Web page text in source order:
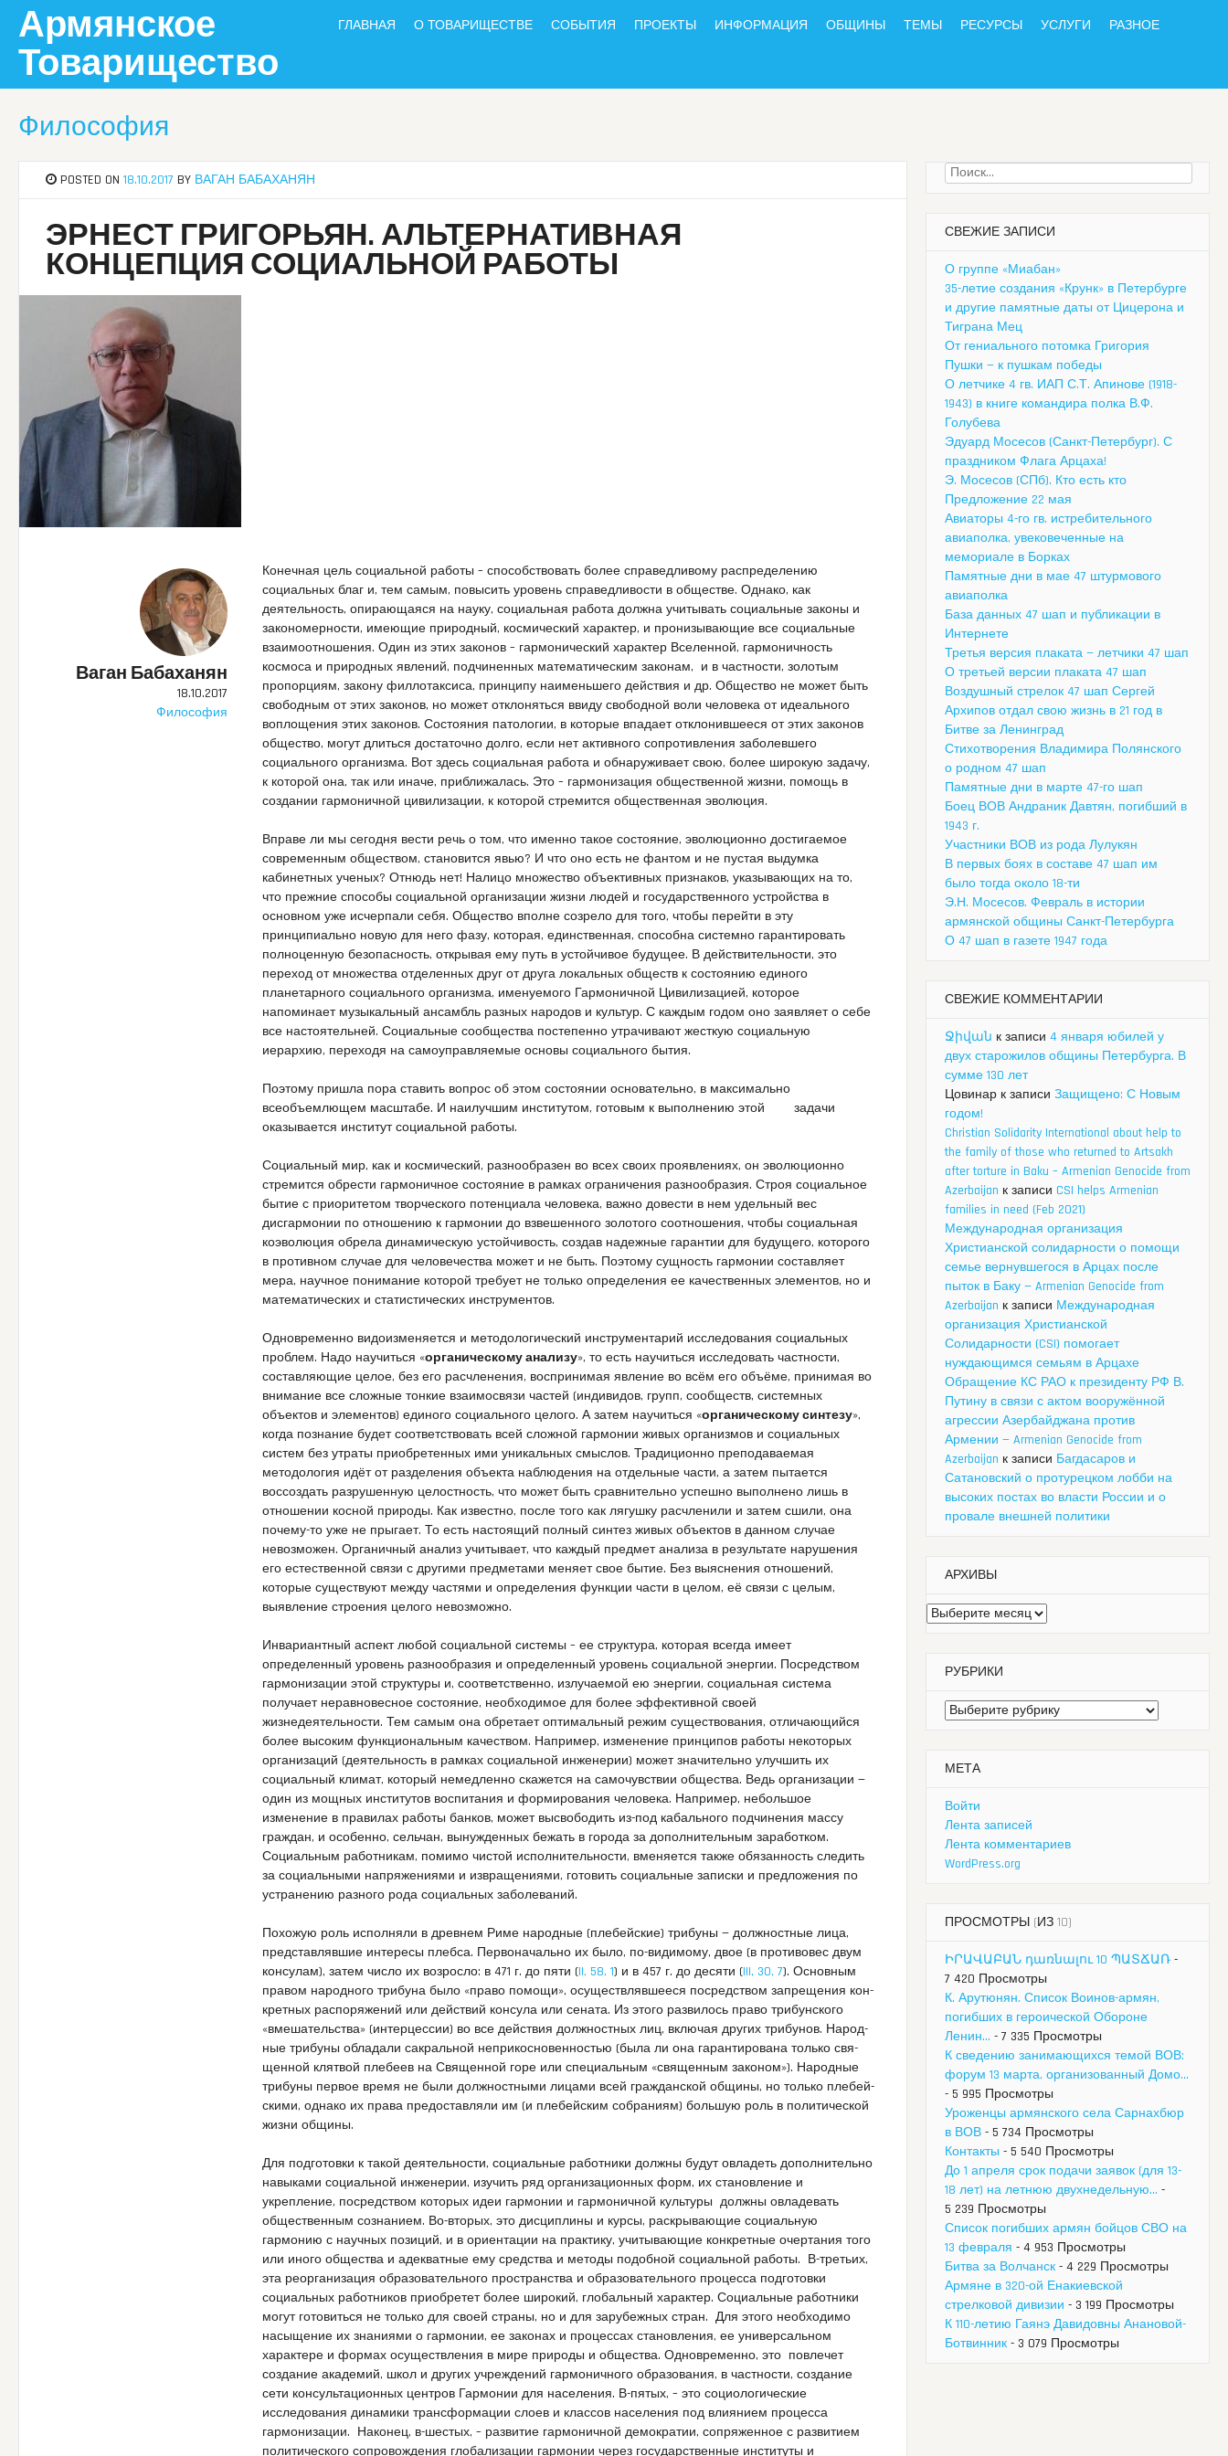
content
Армянское
Товарищество
ГЛАВНАЯ О ТОВАРИЩЕСТВЕ СОБЫТИЯ ПРОЕКТЫ ИНФОРМАЦИЯ ОБЩИНЫ ТЕМЫ РЕСУРСЫ УСЛУГИ РАЗНОЕ
Философия
POSTED ON18.10.2017 BY ВАГАН БАБАХАНЯН
ЭРНЕСТ ГРИГОРЬЯН. АЛЬТЕРНАТИВНАЯ
КОНЦЕПЦИЯ СОЦИАЛЬНОЙ РАБОТЫ
Ваган Бабаханян
18.10.2017
Философия
Конечная цель социальной работы – способствовать более справедливому распределению
социальных благ и, тем самым, повысить уровень справедливости в обществе.Однако, как
деятельность, опирающаяся на науку, социальная работа должна учитывать социальные законы и
закономерности, имеющие природный, космический характер, и пронизывающие все социальные
взаимоотношения. Один из этих законов – гармонический характер Вселенной, гармоничность
космоса и природных явлений, подчиненных математическим законам, и в частности, золотым
пропорциям, закону филлотаксиса, принципу наименьшего действия и др. Общество не может быть
свободным от этих законов, но может отклоняться ввиду свободной воли человека от идеального
воплощения этих законов. Состояния патологии, в которые впадает отклонившееся от этих законов
общество, могут длиться достаточно долго, если нет активного сопротивления заболевшего
социального организма. Вот здесь социальная работа и обнаруживает свою, более широкую задачу,
к которой она, так или иначе, приближалась. Это – гармонизация общественной жизни, помощь в
создании гармоничной цивилизации, к которой стремится общественная эволюция.
Вправе ли мы сегодня вести речь о том, что именно такое состояние, эволюционно достигаемое
современным обществом, становится явью? И что оно есть не фантом и не пустая выдумка
кабинетных ученых? Отнюдь нет! Налицо множество объективных признаков, указывающих на то,
что прежние способы социальной организации жизни людей и государственного устройства в
основном уже исчерпали себя. Общество вполне созрело для того, чтобы перейти в эту
принципиально новую для него фазу, которая, единственная, способна системно гарантировать
полноценную безопасность, открывая ему путь в устойчивое будущее. В действительности, это
переход от множества отделенных друг от друга локальных обществ к состоянию единого
планетарного социального организма, именуемого Гармоничной Цивилизацией, которое
напоминает музыкальный ансамбль разных народов и культур. С каждым годом оно заявляет о себе
все настоятельней. Социальные сообщества постепенно утрачивают жесткую социальную
иерархию, переходя на самоуправляемые основы социального бытия.
Поэтому пришла пора ставить вопрос об этом состоянии основательно, в максимально
всеобъемлющем масштабе. И наилучшим институтом, готовым к выполнению этой задачи
оказывается институт социальной работы.
Социальный мир, как и космический, разнообразен во всех своих проявлениях, он эволюционно
стремится обрести гармоничное состояние в рамках ограничения разнообразия. Строя социальное
бытие с приоритетом творческого потенциала человека, важно довести в нем удельный вес
дисгармонии по отношению к гармонии до взвешенного золотого соотношения, чтобы социальная
коэволюция обрела динамическую устойчивость, создав надежные гарантии для будущего, которого
в противном случае для человечества может и не быть. Поэтому сущность гармонии составляет
мера, научное понимание которой требует не только определения ее качественных элементов, но и
математических и статистических инструментов.
Одновременно видоизменяется и методологический инструментарий исследования социальных
проблем. Надо научиться «органическому анализу», то есть научиться исследовать частности,
составляющие целое, без его расчленения, воспринимая явление во всём его объёме, принимая во
внимание все сложные тонкие взаимосвязи частей (индивидов, групп, сообществ, системных
объектов и элементов) единого социального целого. А затем научиться «органическому синтезу»,
когда познание будет соответствовать всей сложной гармонии живых организмов и социальных
систем без утраты приобретенных ими уникальных смыслов. Традиционно преподаваемая
методология идёт от разделения объекта наблюдения на отдельные части, а затем пытается
воссоздать разрушенную целостность, что может быть сравнительно успешно выполнено лишь в
отношении косной природы. Как известно, после того как лягушку расчленили и затем сшили, она
почему-то уже не прыгает. То есть настоящий полный синтез живых объектов в данном случае
невозможен. Органичный анализ учитывает, что каждый предмет анализа в результате нарушения
его естественной связи с другими предметами меняет свое бытие. Без выяснения отношений,
которые существуют между частями и определения функции части в целом, её связи с целым,
выявление строения целого невозможно.
Инвариантный аспект любой социальной системы – ее структура, которая всегда имеет
определенный уровень разнообразия и определенный уровень социальной энергии. Посредством
гармонизации этой структуры и, соответственно, излучаемой ею энергии, социальная система
получает неравновесное состояние, необходимое для более эффективной своей
жизнедеятельности. Тем самым она обретает оптимальный режим существования, отличающийся
более высоким функциональным качеством. Например, изменение принципов работы некоторых
организаций (деятельность в рамках социальной инженерии) может значительно улучшить их
социальный климат, который немедленно скажется на самочувствии общества. Ведь организации —
один из мощных институтов воспитания и формирования человека. Например, небольшое
изменение в правилах работы банков, может высвободить из-под кабального подчинения массу
граждан, и особенно, сельчан, вынужденных бежать в города за дополнительным заработком.
Социальным работникам, помимо чистой исполнительности, вменяется также обязанность следить
за социальными напряжениями и извращениями, готовить социальные записки и предложения по
устранению разного рода социальных заболеваний.
Похожую роль исполняли в древнем Риме народ­ные (пле­бей­ские) три­бу­ны — долж­ност­ные лица,
пред­став­ляв­шие инте­ре­сы плеб­са. Пер­во­на­чаль­но их было, по-види­мо­му, двое (в про­ти­во­вес двум
кон­су­лам), затем чис­ло их воз­рос­ло: в 471 г. до пяти (II, 58, 1) и в 457 г. до деся­ти (III, 30, 7). Основ­ным
пра­вом народ­но­го три­бу­на было «пра­во помо­щи», осу­ществляв­ше­е­ся посред­ст­вом запре­ще­ния кон­
крет­ных рас­по­ря­же­ний или дей­ст­вий кон­су­ла или сена­та. Из это­го раз­ви­лось пра­во три­бун­ско­го
«вме­ша­тель­ства» (интер­цес­сии) во все дей­ст­вия долж­ност­ных лиц, вклю­чая дру­гих три­бу­нов. Народ­
ные три­бу­ны обла­да­ли сакраль­ной непри­кос­но­вен­но­стью (была ли она гаран­ти­ро­ва­на толь­ко свя­
щен­ной клят­вой пле­бе­ев на Свя­щен­ной горе или спе­ци­аль­ным «свя­щен­ным зако­ном»). Народ­ные
три­бу­ны пер­вое вре­мя не были долж­ност­ны­ми лица­ми всей граж­дан­ской общи­ны, но толь­ко пле­бей­
ски­ми, одна­ко их пра­ва предо­став­ля­ли им (и пле­бей­ским собра­ни­ям) боль­шую роль в поли­ти­че­ской
жиз­ни общи­ны.
Для подготовки к такой деятельности, социальные работники должны будут овладеть дополнительно
навыками социальной инженерии, изучить ряд организационных форм, их становление и
укрепление, посредством которых идеи гармонии и гармоничной культуры должны овладевать
общественным сознанием. Во-вторых, это дисциплины и курсы, раскрывающие социальную
гармонию с научных позиций, и в ориентации на практику, учитывающие конкретные очертания того
или иного общества и адекватные ему средства и методы подобной социальной работы. В-третьих,
эта реорганизация образовательного пространства и образовательного процесса подготовки
социальных работников приобретет более широкий, глобальный характер. Социальные работники
могут готовиться не только для своей страны, но и для зарубежных стран. Для этого необходимо
насыщение их знаниями о гармонии, ее законах и процессах становления, ее универсальном
характере и формах осуществления в мире природы и общества. Одновременно, это повлечет
создание академий, школ и других учреждений гармоничного образования, в частности, создание
сети консультационных центров Гармонии для населения. В-пятых, – это социологические
исследования динамики трансформации слоев и классов населения под влиянием процесса
гармонизации. Наконец, в-шестых, – развитие гармоничной демократии, сопряженное с развитием
политического сопровождения глобализации гармонии через государственные институты и
Найти:
СВЕЖИЕ ЗАПИСИ
О группе «Миабан»
35-летие создания «Крунк» в Петербурге
и другие памятные даты от Цицерона и
Тиграна Мец
От гениального потомка Григория
Пушки — к пушкам победы
О летчике 4 гв. ИАП С.Т. Апинове (1918-
1943) в книге командира полка В.Ф.
Голубева
Эдуард Мосесов (Санкт-Петербург). С
праздником Флага Арцаха!
Э. Мосесов (СПб). Кто есть кто
Предложение 22 мая
Авиаторы 4-го гв. истребительного
авиаполка, увековеченные на
мемориале в Борках
Памятные дни в мае 47 штурмового
авиаполка
База данных 47 шап и публикации в
Интернете
Третья версия плаката — летчики 47 шап
О третьей версии плаката 47 шап
Воздушный стрелок 47 шап Сергей
Архипов отдал свою жизнь в 21 год в
Битве за Ленинград
Стихотворения Владимира Полянского
о родном 47 шап
Памятные дни в марте 47-го шап
Боец ВОВ Андраник Давтян, погибший в
1943 г.
Участники ВОВ из рода Лулукян
В первых боях в составе 47 шап им
было тогда около 18-ти
Э.Н. Мосесов. Февраль в истории
армянской общины Санкт-Петербурга
О 47 шап в газете 1947 года
СВЕЖИЕ КОММЕНТАРИИ
Ջիվան к записи 4 января юбилей у
двух старожилов общины Петербурга. В
сумме 130 лет
Цовинар к записи Защищено: С Новым
годом!
Christian Solidarity International about help to
the family of those who returned to Artsakh
after torture in Baku – Armenian Genocide from
Azerbaijan к записи CSI helps Armenian
families in need (Feb 2021)
Международная организация
Христианской солидарности о помощи
семье вернувшегося в Арцах после
пыток в Баку — Armenian Genocide from
Azerbaijan к записи Международная
организация Христианской
Солидарности (CSI) помогает
нуждающимся семьям в Арцахе
Обращение КС РАО к президенту РФ В.
Путину в связи с актом вооружённой
агрессии Азербайджана против
Армении — Armenian Genocide from
Azerbaijan к записи Багдасаров и
Сатановский о протурецком лобби на
высоких постах во власти России и о
провале внешней политики
АРХИВЫ
Архивы
РУБРИКИ
Рубрики
МЕТА
Войти
Лента записей
Лента комментариев
WordPress.org
ПРОСМОТРЫ (ИЗ 10)
ԻՐԱՎԱԲԱՆ դառնալու 10 ՊԱՏՃԱՌ -
7 420 Просмотры
К. Арутюнян. Список Воинов-армян,
погибших в героической Обороне
Ленин... - 7 335 Просмотры
К сведению занимающихся темой ВОВ:
форум 13 марта, организованный Домо...
- 5 995 Просмотры
Уроженцы армянского села Сарнахбюр
в ВОВ - 5 734 Просмотры
Контакты - 5 540 Просмотры
До 1 апреля срок подачи заявок (для 13-
18 лет) на летнюю двухнедельную... -
5 239 Просмотры
Список погибших армян бойцов СВО на
13 февраля - 4 953 Просмотры
Битва за Волчанск - 4 229 Просмотры
Армяне в 320-ой Енакиевской
стрелковой дивизии - 3 199 Просмотры
К 110-летию Гаянэ Давидовны Анановой-
Ботвинник - 3 079 Просмотры